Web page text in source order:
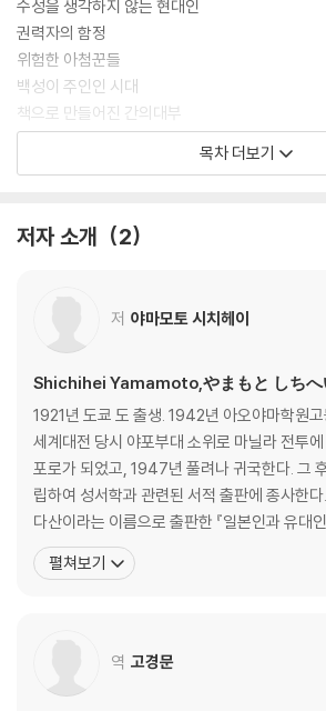
수성을 생각하지 않는 현대인
권력자의 함정
위험한 아첨꾼들
백성이 주인인 시대
책으로 만들어진 간의대부
2장 ｜ 겸청(兼聽)-귀를 열고 예스맨을 멀리하라
현무문 전투
현명한 군주는 겸청하고 어리석은 군주는 편신한다
3장 ｜ 십사(十思)와 구덕(九德)-리더의 자격
창업 체제에서 수성 체제로의 전환
친인척과 개국공신의 처우
권한의 과감한 위임
적국과 외환이 없으면 나라가 망한다
상하뇌동의 위험
십사와 구덕
예언자 나단의 간언
목차 더보기
저자 소개 2
저 야마모토 시치헤이
Shichihei Yamamoto,やまもと しちへ
1921년 도쿄 도 출생. 1942년 아오야마학원
세계대전 당시 야포부대 소위로 마닐라 전투
포로가 되었고, 1947년 풀려나 귀국한다. 그
립하여 성서학과 관련된 서적 출판에 종사한
다산이라는 이름으로 출판한 『일본인과 유대
리는 베스트셀러가 된다. 또한 ‘일본인론’을 출
을 끼쳤다. 일본 문화와 사회를 분석하는 독자
펼쳐보기
역 고경문